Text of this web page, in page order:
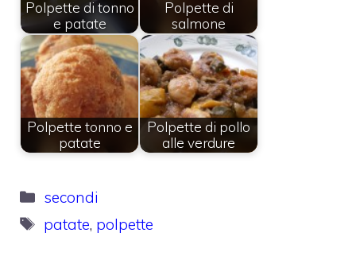
Polpette di tonno
e patate
Polpette di
salmone
Polpette tonno e
patate
Polpette di pollo
alle verdure
Categorie
secondi
Tag
patate, polpette